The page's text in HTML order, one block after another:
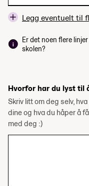
Legg eventuelt til
Er det noen flere
skolen?
Hvorfor har du lyst til
Skriv litt om deg selv,
dine og hva du håper å
med deg :)